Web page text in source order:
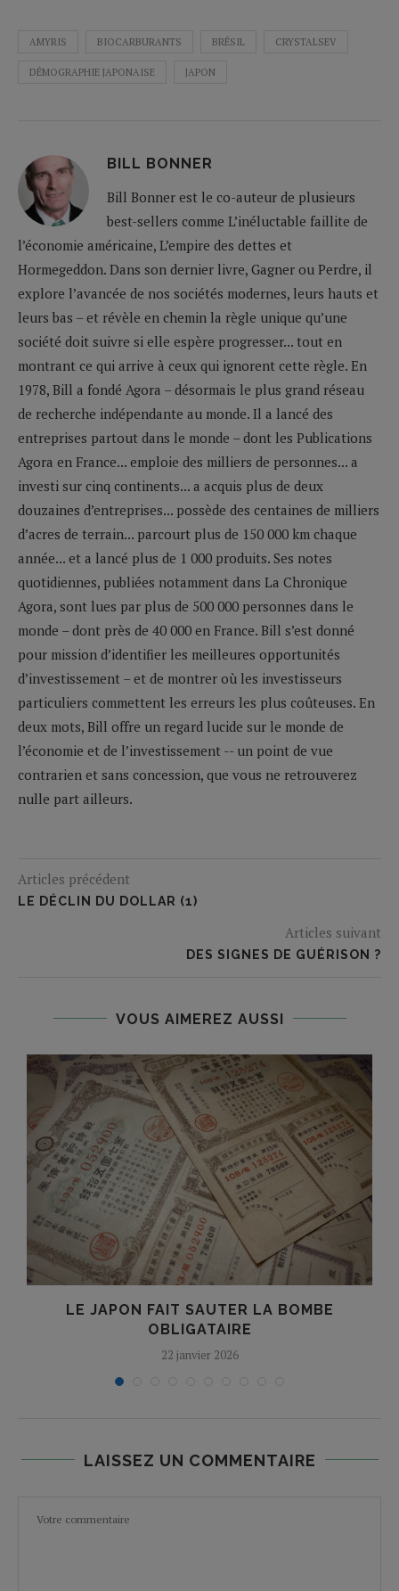
AMYRIS BIOCARBURANTS BRÉSIL CRYSTALSEV
DÉMOGRAPHIE JAPONAISE JAPON
BILL BONNER
Bill Bonner est le co-auteur de plusieurs
best-sellers comme L’inéluctable faillite de
l’économie américaine, L’empire des dettes et
Hormegeddon. Dans son dernier livre, Gagner ou Perdre, il
explore l’avancée de nos sociétés modernes, leurs hauts et
leurs bas – et révèle en chemin la règle unique qu’une
société doit suivre si elle espère progresser... tout en
montrant ce qui arrive à ceux qui ignorent cette règle. En
1978, Bill a fondé Agora – désormais le plus grand réseau
de recherche indépendante au monde. Il a lancé des
entreprises partout dans le monde – dont les Publications
Agora en France... emploie des milliers de personnes... a
investi sur cinq continents... a acquis plus de deux
douzaines d’entreprises... possède des centaines de milliers
d’acres de terrain... parcourt plus de 150 000 km chaque
année... et a lancé plus de 1 000 produits. Ses notes
quotidiennes, publiées notamment dans La Chronique
Agora, sont lues par plus de 500 000 personnes dans le
monde – dont près de 40 000 en France. Bill s’est donné
pour mission d’identifier les meilleures opportunités
d’investissement – et de montrer où les investisseurs
particuliers commettent les erreurs les plus coûteuses. En
deux mots, Bill offre un regard lucide sur le monde de
l’économie et de l’investissement -- un point de vue
contrarien et sans concession, que vous ne retrouverez
nulle part ailleurs.
Articles précédent
LE DÉCLIN DU DOLLAR (1)
Articles suivant
DES SIGNES DE GUÉRISON ?
VOUS AIMEREZ AUSSI
LE JAPON FAIT SAUTER LA BOMBE
OBLIGATAIRE
22 janvier 2026
LAISSEZ UN COMMENTAIRE